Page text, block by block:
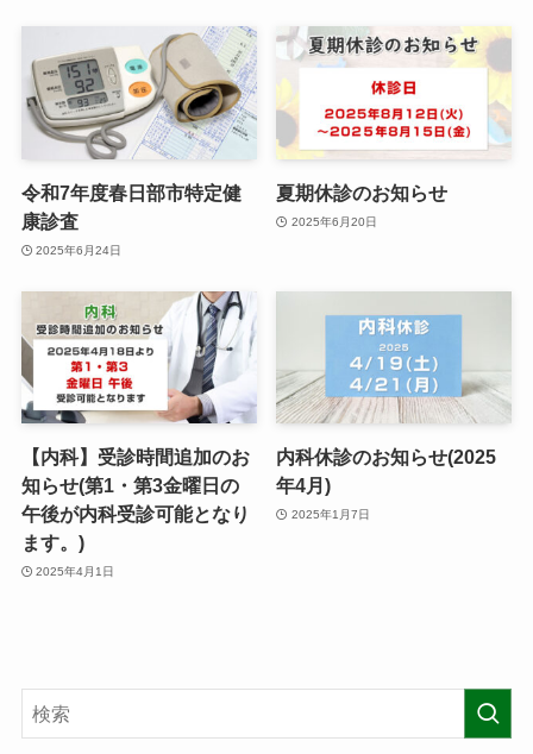
令和7年度春日部市特定健
康診査
2025年6月24日
夏期休診のお知らせ
2025年6月20日
【内科】受診時間追加のお
知らせ(第1・第3金曜日の
午後が内科受診可能となり
ます。)
2025年4月1日
内科休診のお知らせ(2025
年4月)
2025年1月7日